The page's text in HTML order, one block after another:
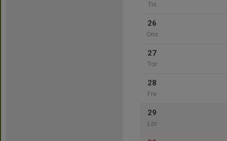
Tis
26
Ons
27
Tor
28
Fre
29
Lör